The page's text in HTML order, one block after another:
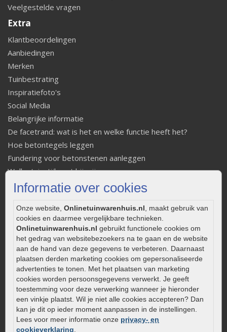
Informatie over cookies
Onze website, Onlinetuinwarenhuis.nl , maakt gebruik van
cookies en daarmee vergelijkbare technieken.
Onlinetuinwarenhuis.nl gebruikt functionele cookies om
het gedrag van websitebezoekers na te gaan en de website
aan de hand van deze gegevens te verbeteren. Daarnaast
plaatsen derden marketing cookies om gepersonaliseerde
advertenties te tonen. Met het plaatsen van marketing
cookies worden persoonsgegevens verwerkt. Je geeft
toestemming voor deze verwerking wanneer je hieronder
een vinkje plaatst. Wil je niet alle cookies accepteren? Dan
kan je dit op ieder moment aanpassen in de instellingen.
Lees voor meer informatie onze privacy- en
cookieverklaring
Veelgestelde vragen
Extra
Klantbeoordelingen
Aanbiedingen
Merken
Tuinbestrating
Inspiratiefoto's
Social Media
Belangrijke informatie
De facetrand: wat is het en welke functie heeft het?
Hoe betontegels leggen
Fundering voor betonstenen aanleggen
Welke tuinstijl past bij mij
Strakke tuin inrichten
Onderhoud van gebakken bestrating
Aanlegtips voor gebakken bestrating
Zelf een terras aanleggen
Kleine stadstuin inrichten
0320 – 219170
Kaapstanderweg 41
8243 RB Lelystad
info@onlinetuinwarenhuis.nl
Routebeschrijving